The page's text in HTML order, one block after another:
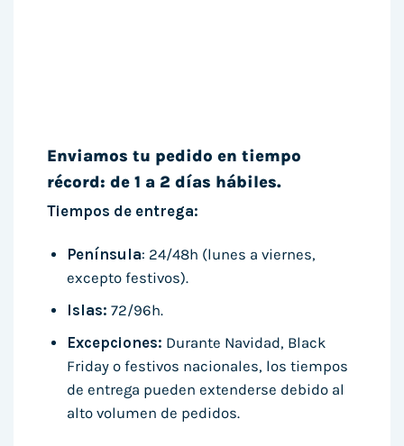
Enviamos tu pedido en tiempo
récord: de 1 a 2 días hábiles.
Tiempos de entrega:
Península: 24/48h (lunes a viernes,
excepto festivos).
Islas: 72/96h.
Excepciones: Durante Navidad, Black
Friday o festivos nacionales, los tiempos
de entrega pueden extenderse debido al
alto volumen de pedidos.